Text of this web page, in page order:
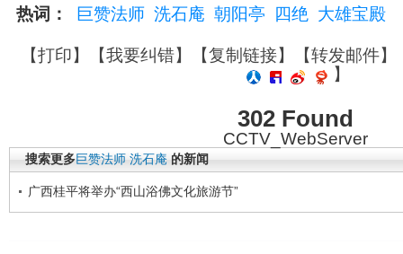
热词： 巨赞法师 洗石庵 朝阳亭 四绝 大雄宝殿
【打印】【我要纠错】【复制链接】【转发邮件】
】
302 Found
CCTV_WebServer
搜索更多巨赞法师 洗石庵 的新闻
广西桂平将举办“西山浴佛文化旅游节”